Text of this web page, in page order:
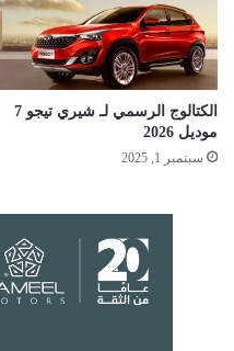
الكتالوج الرسمي لـ شيري تيجو 7
موديل 2026
سبتمبر 1, 2025